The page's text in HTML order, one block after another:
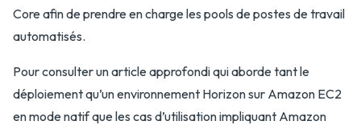
Core afin de prendre en charge les pools de postes de travail
automatisés.
Pour consulter un article approfondi qui aborde tant le
déploiement qu’un environnement Horizon sur Amazon EC2
en mode natif que les cas d’utilisation impliquant Amazon